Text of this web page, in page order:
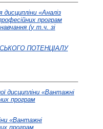
«Аналіз
програм
(у т.ч. зі
ПОТЕНЦІАЛУ
дисципліни «Вантажні
програм
«Вантажні
програм